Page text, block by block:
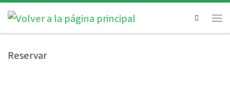
Search
Reservar